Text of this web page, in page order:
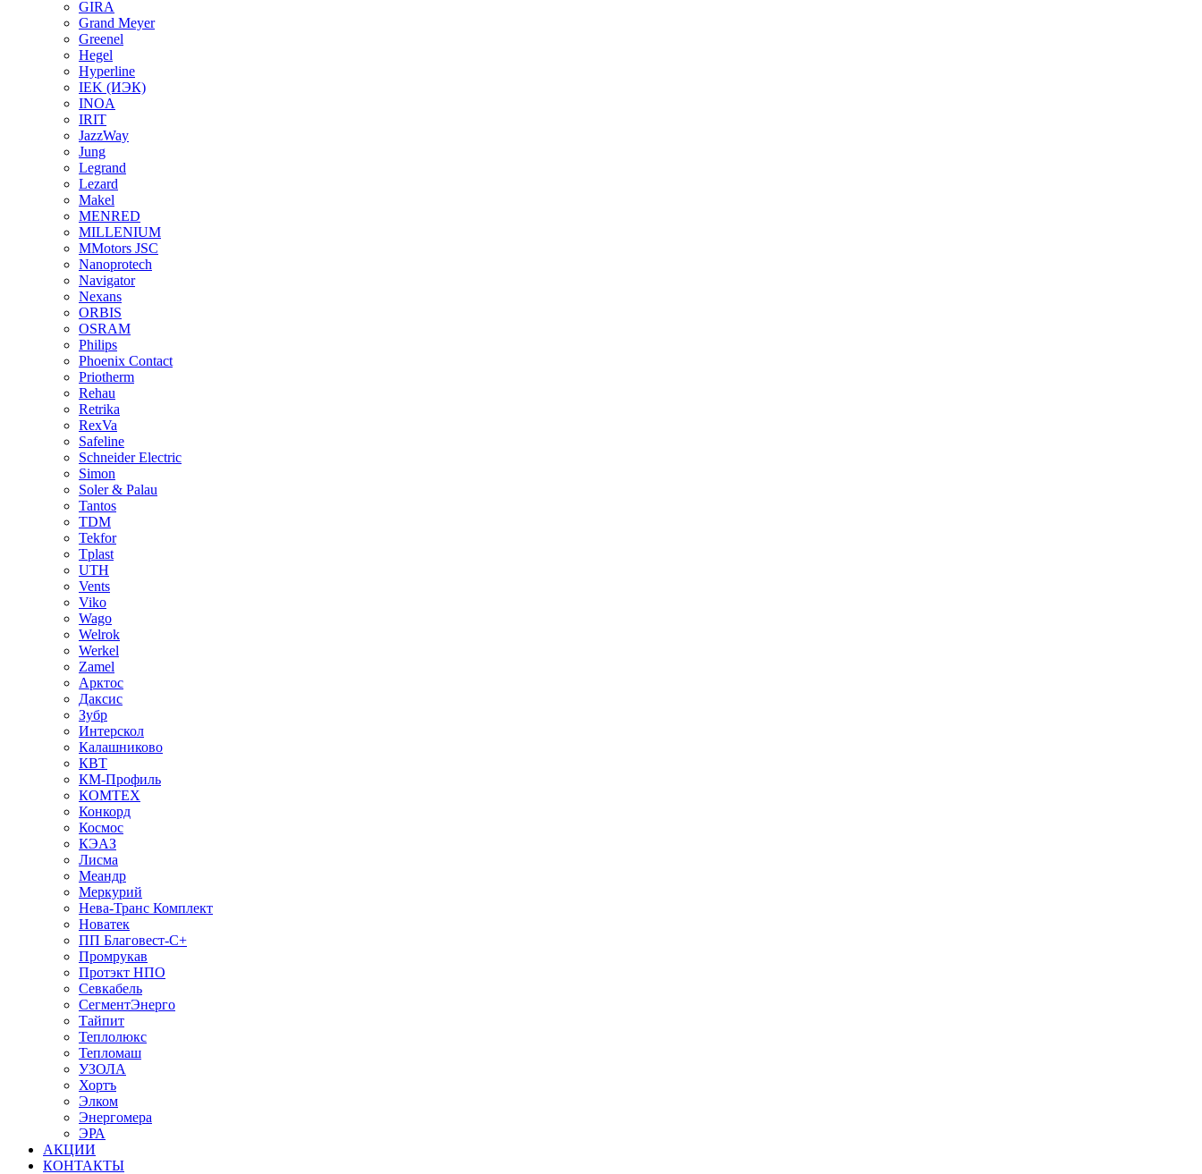
GIRA
Grand Meyer
Greenel
Hegel
Hyperline
IEK (ИЭК)
INOA
IRIT
JazzWay
Jung
Legrand
Lezard
Makel
MENRED
MILLENIUM
MMotors JSC
Nanoprotech
Navigator
Nexans
ORBIS
OSRAM
Philips
Phoenix Contact
Priotherm
Rehau
Retrika
RexVa
Safeline
Schneider Electric
Simon
Soler & Palau
Tantos
TDM
Tekfor
Tplast
UTH
Vents
Viko
Wago
Welrok
Werkel
Zamel
Арктос
Даксис
Зубр
Интерскол
Калашниково
КВТ
КМ-Профиль
КОМТЕХ
Конкорд
Космос
КЭАЗ
Лисма
Меандр
Меркурий
Нева-Транс Комплект
Новатек
ПП Благовест-С+
Промрукав
Протэкт НПО
Севкабель
СегментЭнерго
Тайпит
Теплолюкс
Тепломаш
УЗОЛА
Хортъ
Элком
Энергомера
ЭРА
АКЦИИ
КОНТАКТЫ